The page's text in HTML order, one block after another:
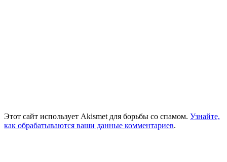
Этот сайт использует Akismet для борьбы со спамом. Узнайте,
как обрабатываются ваши данные комментариев.